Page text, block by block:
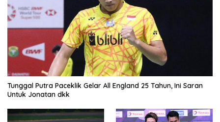
Tunggal Putra Paceklik Gelar All England 25 Tahun, Ini Saran
Untuk Jonatan dkk